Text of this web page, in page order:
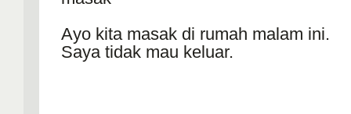
Ayo kita masak di rumah malam ini.
Saya tidak mau keluar.